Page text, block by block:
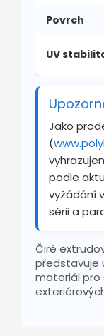
Povrch
UV
Jako
(
podle
vyžádání
sérii a
Čiré
představuje
materiál pro